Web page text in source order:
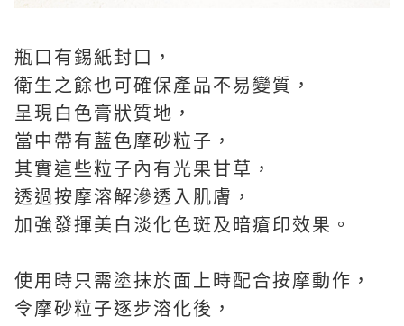
瓶口有錫紙封口，
衛生之餘也可確保產品不易變質，
呈現白色膏狀質地，
當中帶有藍色摩砂粒子，
其實這些粒子內有光果甘草，
透過按摩溶解滲透入肌膚，
加強發揮美白淡化色斑及暗瘡印效果。
使用時只需塗抹於面上時配合按摩動作，
令摩砂粒子逐步溶化後，